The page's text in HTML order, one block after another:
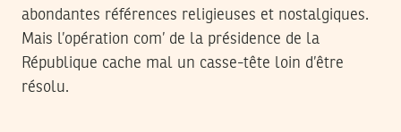
abondantes références religieuses et nostalgiques.
Mais l’opération com’ de la présidence de la
République cache mal un casse-tête loin d’être
résolu.